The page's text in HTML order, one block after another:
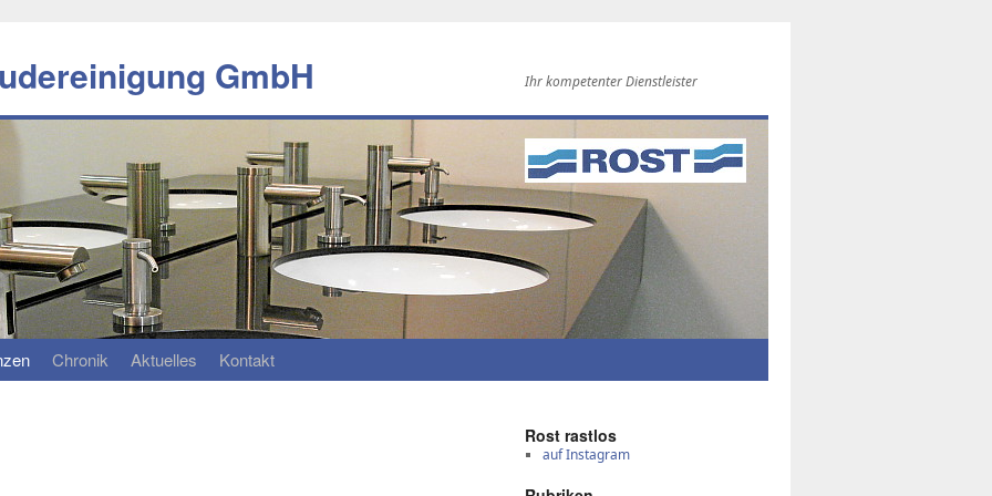
GmbH Ihr kompetenter Dienstleister
Chro­nik Ak­tu­el­les Kon­takt
Rost rast­los
auf Instagram